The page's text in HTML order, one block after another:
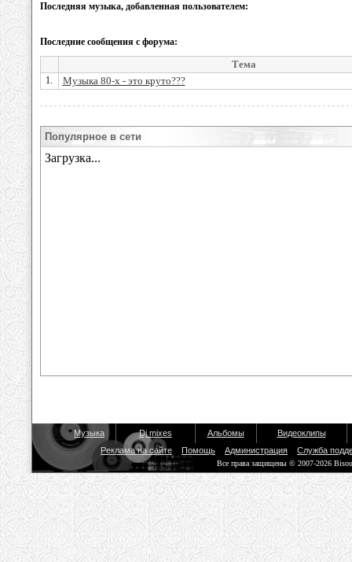
Последняя музыка, добавленная пользователем:
Последние сообщения с форума:
Тема
1. Музыка 80-х - это круто???
Популярное в сети
Музыка Dj mixes Альбомы
Видеоклипы
Реклама на сайте
Помощь Администрация Служба
Все права защищены © 2007-2026